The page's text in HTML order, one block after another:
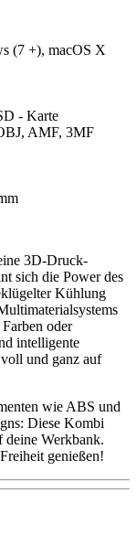
(7 +), macOS X
- Karte
AMF, 3MF
3D-Druck-
sich die Power des
Kühlung
oder
intelligente
und ganz auf
wie ABS und
Diese Kombi
Werkbank.
genießen!